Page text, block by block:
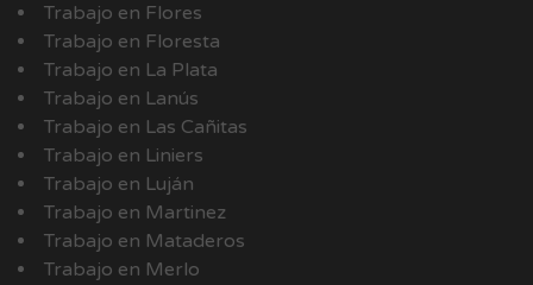
Trabajo en Flores
Trabajo en Floresta
Trabajo en La Plata
Trabajo en Lanús
Trabajo en Las Cañitas
Trabajo en Liniers
Trabajo en Luján
Trabajo en Martinez
Trabajo en Mataderos
Trabajo en Merlo